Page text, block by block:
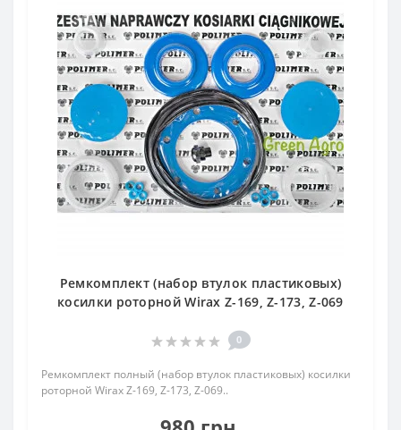
Ремкомплект (набор втулок пластиковых)
косилки роторной Wirax Z-169, Z-173, Z-069
0
Ремкомплект полный (набор втулок пластиковых) косилки
роторной Wirax Z-169, Z-173, Z-069..